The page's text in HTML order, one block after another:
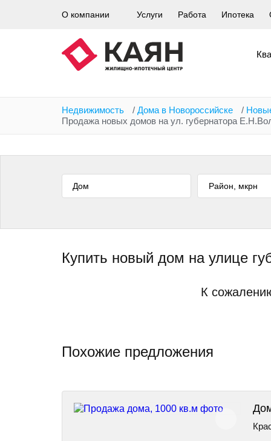
О компании Услуги Работа Ипотека
Недвижимость / Дома в Новороссийске /
Продажа новых домов на ул. губернатора
Дом
Купить новый дом на улице
К
Похожие предложения